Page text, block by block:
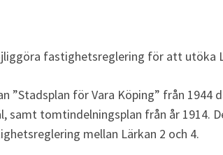
fastighetsreglering för att utöka
”Stadsplan för Vara Köping” från 1944
samt tomtindelningsplan från år 1914.
mellan Lärkan 2 och 4.